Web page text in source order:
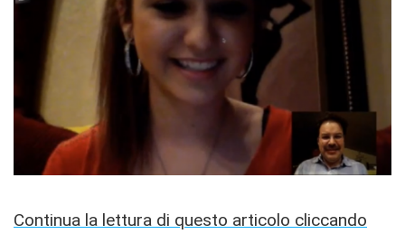
Continua la lettura di questo articolo cliccando